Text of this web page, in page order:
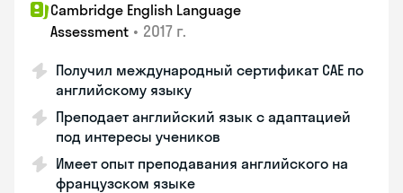
Cambridge English Language
Assessment • 2017 г.
Получил международный сертификат CAE по
английскому языку
Преподает английский язык с адаптацией
под интересы учеников
Имеет опыт преподавания английского на
французском языке